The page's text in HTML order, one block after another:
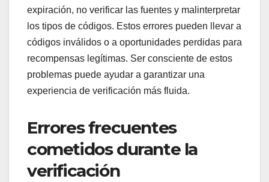
expiración, no verificar las fuentes y malinterpretar
los tipos de códigos. Estos errores pueden llevar a
códigos inválidos o a oportunidades perdidas para
recompensas legítimas. Ser consciente de estos
problemas puede ayudar a garantizar una
experiencia de verificación más fluida.
Errores frecuentes
cometidos durante la
verificación